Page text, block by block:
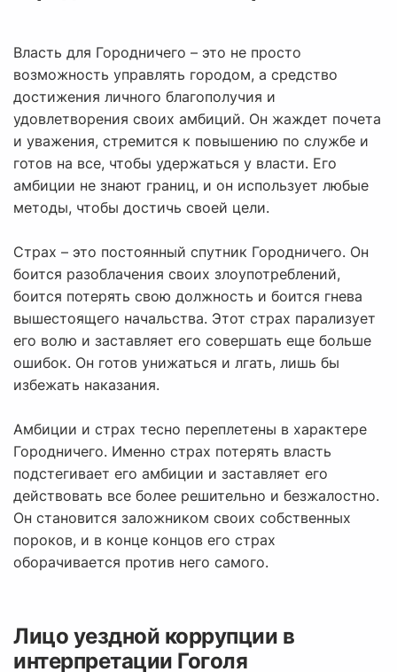
Власть для Городничего – это не просто
возможность управлять городом, а средство
достижения личного благополучия и
удовлетворения своих амбиций. Он жаждет почета
и уважения, стремится к повышению по службе и
готов на все, чтобы удержаться у власти. Его
амбиции не знают границ, и он использует любые
методы, чтобы достичь своей цели.
Страх – это постоянный спутник Городничего. Он
боится разоблачения своих злоупотреблений,
боится потерять свою должность и боится гнева
вышестоящего начальства. Этот страх парализует
его волю и заставляет его совершать еще больше
ошибок. Он готов унижаться и лгать, лишь бы
избежать наказания.
Амбиции и страх тесно переплетены в характере
Городничего. Именно страх потерять власть
подстегивает его амбиции и заставляет его
действовать все более решительно и безжалостно.
Он становится заложником своих собственных
пороков, и в конце концов его страх
оборачивается против него самого.
Лицо уездной коррупции в
интерпретации Гоголя